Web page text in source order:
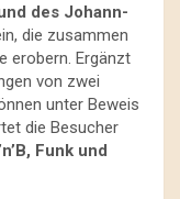
des Johann-
die zusammen
erobern. Ergänzt
von zwei
unter Beweis
die Besucher
Funk und